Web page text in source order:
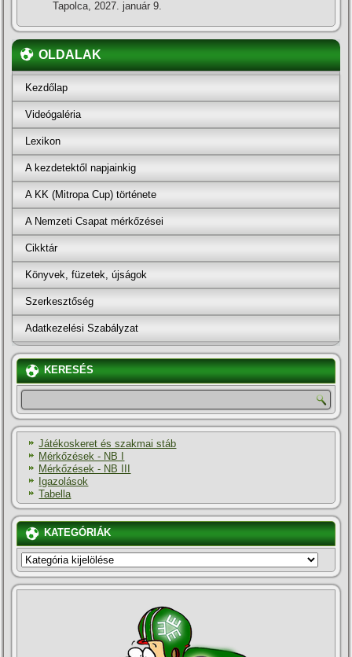
Tapolca, 2027. január 9.
OLDALAK
Kezdőlap
Videógaléria
Lexikon
A kezdetektől napjainkig
A KK (Mitropa Cup) története
A Nemzeti Csapat mérkőzései
Cikktár
Könyvek, füzetek, újságok
Szerkesztőség
Adatkezelési Szabályzat
KERESÉS
Játékoskeret és szakmai stáb
Mérkőzések - NB I
Mérkőzések - NB III
Igazolások
Tabella
KATEGÓRIÁK
KATEGÓRIÁK